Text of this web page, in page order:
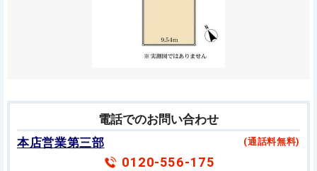
電話でのお問い合わせ
本店営業第三部
(通話料無料)
0120-556-175